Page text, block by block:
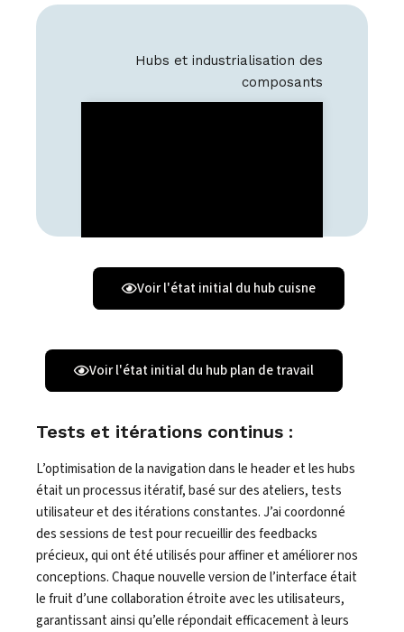
Hubs et industrialisation des
composants
Voir l'état initial du hub cuisne
Voir l'état initial du hub plan de travail
Tests et itérations continus :
L’optimisation de la navigation dans le header et les hubs
était un processus itératif, basé sur des ateliers, tests
utilisateur et des itérations constantes. J’ai coordonné
des sessions de test pour recueillir des feedbacks
précieux, qui ont été utilisés pour affiner et améliorer nos
conceptions. Chaque nouvelle version de l’interface était
le fruit d’une collaboration étroite avec les utilisateurs,
garantissant ainsi qu’elle répondait efficacement à leurs